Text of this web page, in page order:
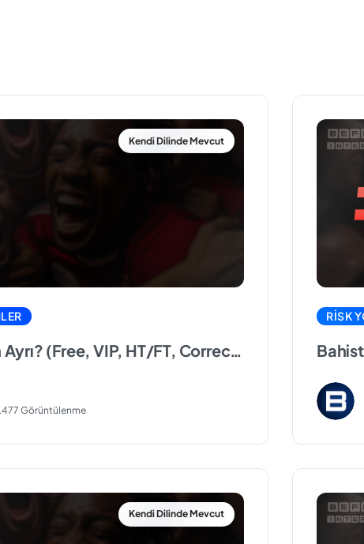
Ayrı?
VIP,
Correct
(Free, VIP, HT/FT, Correct
Görüntülenme
RISK